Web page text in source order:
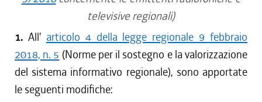
televisive regionali)
1. All' articolo 4 della legge regionale 9 febbraio
2018, n. 5 (Norme per il sostegno e la valorizzazione
del sistema informativo regionale), sono apportate
le seguenti modifiche: